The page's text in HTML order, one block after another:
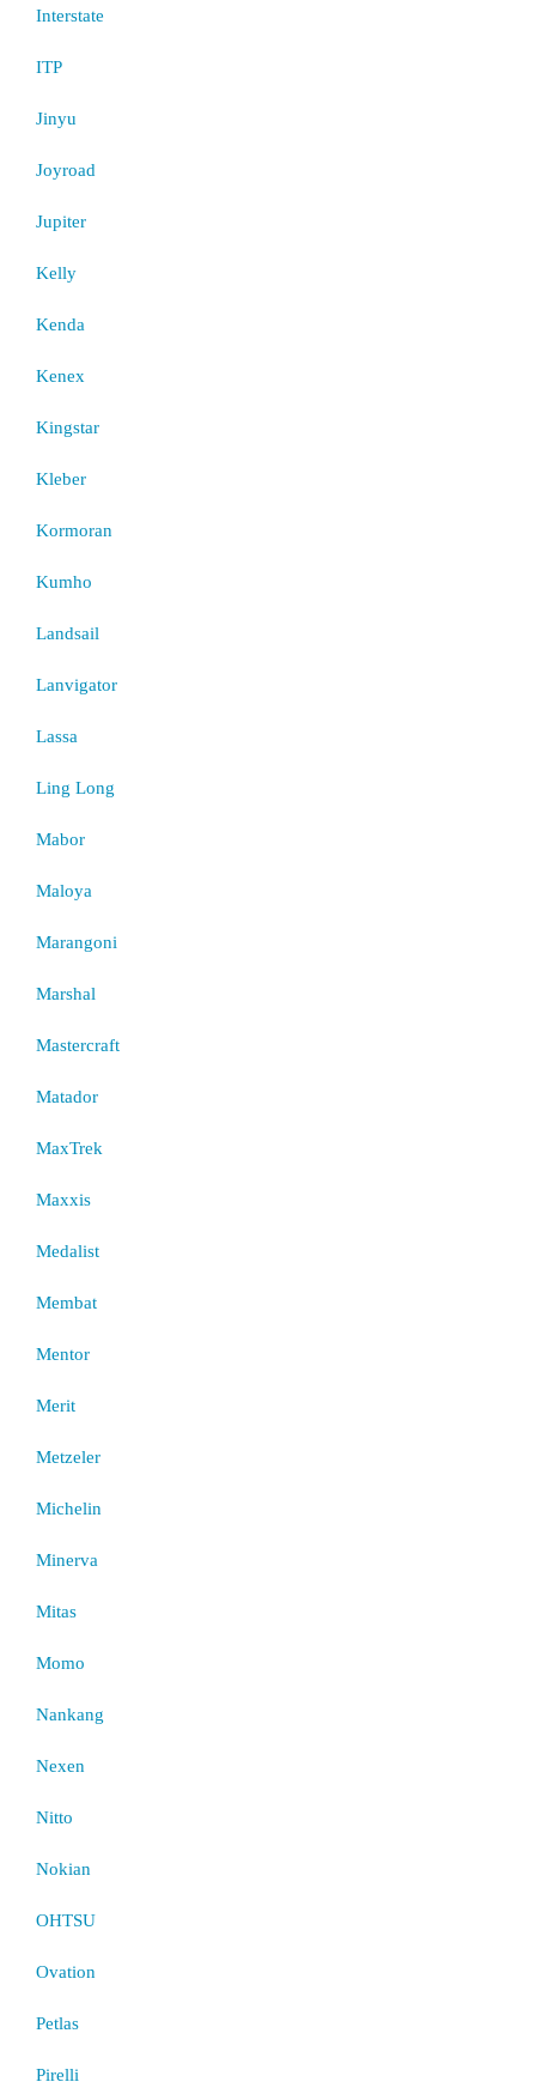
Interstate
ITP
Jinyu
Joyroad
Jupiter
Kelly
Kenda
Kenex
Kingstar
Kleber
Kormoran
Kumho
Landsail
Lanvigator
Lassa
Ling Long
Mabor
Maloya
Marangoni
Marshal
Mastercraft
Matador
MaxTrek
Maxxis
Medalist
Membat
Mentor
Merit
Metzeler
Michelin
Minerva
Mitas
Momo
Nankang
Nexen
Nitto
Nokian
OHTSU
Ovation
Petlas
Pirelli